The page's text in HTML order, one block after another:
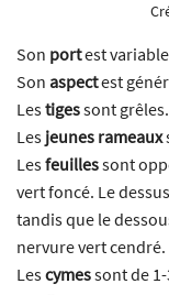
Son portest
Son aspectest
Lestigessont grêles.
Les jeunes rameaux
Lesfeuillessont
vert foncé. Le
tandis que le
nervure vert cendré.
Lescymessont de